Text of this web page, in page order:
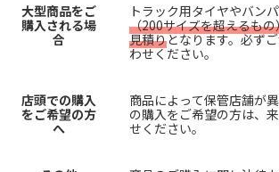
大型商品をご
購入される場
合
トラック用タイヤやバン
（200サイズを超えるも
見積りとなります。必ず
わせください。
店頭での購入
をご希望の方
へ
商品によって保管店舗が
の購入をご希望の方は、
せください。